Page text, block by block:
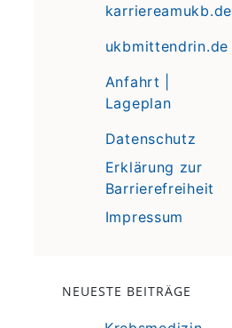
karriereamukb.de
ukbmittendrin.de
Anfahrt |
Lageplan
Datenschutz
Erklärung zur
Barrierefreiheit
Impressum
NEUESTE BEITRÄGE